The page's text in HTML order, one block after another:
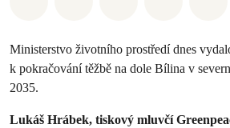
Ministerstvo životního prostředí dnes
k pokračování těžbě na dole Bílina v
2035.
Lukáš Hrábek, tiskový mluvčí